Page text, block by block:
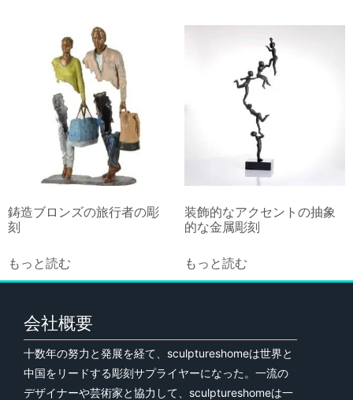
鋳造ブロンズの旅行者の彫
刻
もっと読む
装飾的なアクセントの抽象
的な金属彫刻
もっと読む
会社概要
十数年の努力と発展を経て、sculptureshomeは世界と
中国をリードする彫刻サプライヤーになった。一流の
デザイナーや芸術家と協力して、sculptureshomeは一